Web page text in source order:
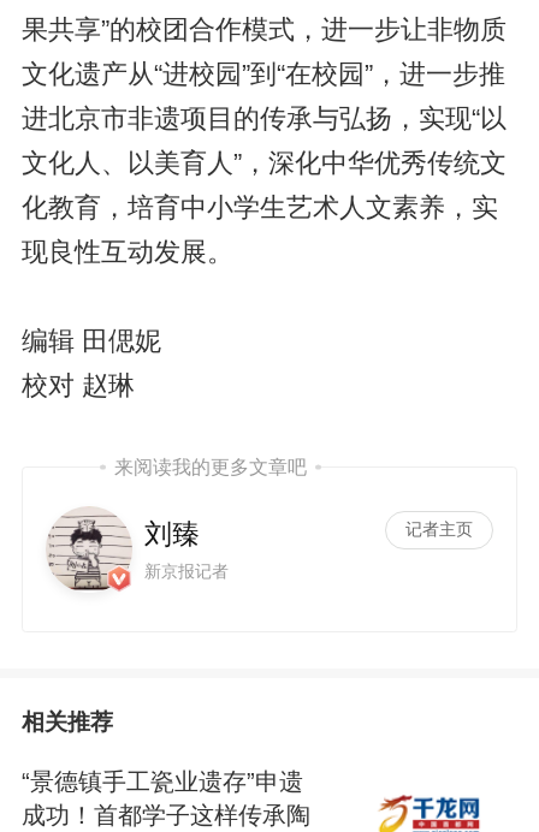
果共享”的校团合作模式，进一步让非物质
文化遗产从“进校园”到“在校园”，进一步推
进北京市非遗项目的传承与弘扬，实现“以
文化人、以美育人”，深化中华优秀传统文
化教育，培育中小学生艺术人文素养，实
现良性互动发展。
编辑 田偲妮
校对 赵琳
来阅读我的更多文章吧
刘臻
新京报记者
记者主页
相关推荐
“景德镇手工瓷业遗存”申遗
成功！首都学子这样传承陶